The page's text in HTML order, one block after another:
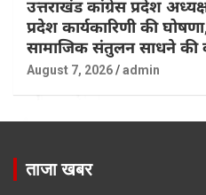
उत्तराखंड कांग्रेस प्रदेश
प्रदेश कार्यकारिणी की
सामाजिक संतुलन साधने की
August 7, 2026 admin
ताजा खबर